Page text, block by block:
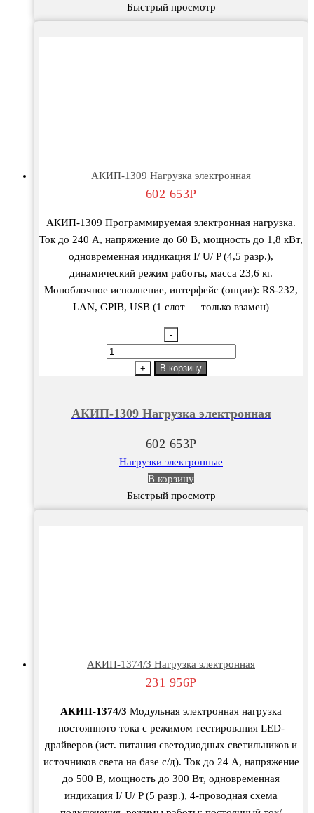
Быстрый просмотр
АКИП-1309 Нагрузка электронная
602 653Р
АКИП-1309 Программируемая электронная нагрузка.
Ток до 240 А, напряжение до 60 В, мощность до 1,8 кВт,
одновременная индикация I/ U/ P (4,5 разр.),
динамический режим работы, масса 23,6 кг.
Моноблочное исполнение, интерфейс (опции): RS-232,
LAN, GPIB, USB (1 слот — только взамен)
-
Количество
электронная
+ В корзину
АКИП-1309 Нагрузка электронная
602 653Р
Нагрузки электронные
В корзину
Быстрый просмотр
АКИП-1374/3 Нагрузка электронная
231 956Р
АКИП-1374/3 Модульная электронная нагрузка
постоянного тока с режимом тестирования LED-
драйверов (ист. питания светодиодных светильников и
источников света на базе с/д). Ток до 24 А, напряжение
до 500 В, мощность до 300 Вт, одновременная
индикация I/ U/ P (5 разр.), 4-проводная схема